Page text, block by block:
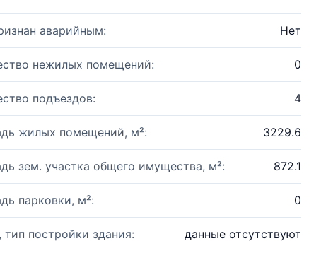
аварийным: Нет
нежилых помещений: 0
подъездов: 4
жилых помещений, м²: 3229.6
зем. участка общего имущества, м²: 872.1
парковки, м²: 0
тип постройки здания: данные отсутствуют